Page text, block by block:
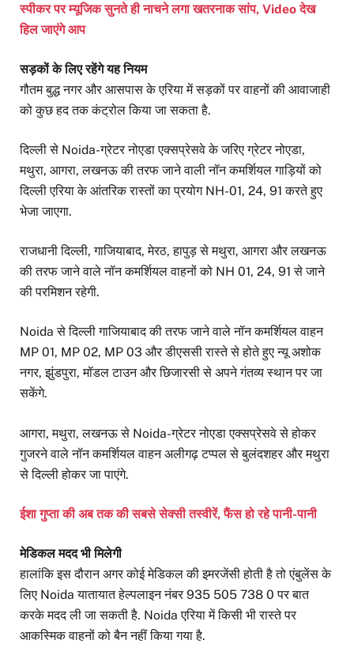
स्पीकर पर म्यूजिक सुनते ही नाचने लगा खतरनाक सांप, Video देख
हिल जाएंगे आप
सड़कों के लिए रहेंगे यह नियम
गौतम बुद्ध नगर और आसपास के एरिया में सड़कों पर वाहनों की आवाजाही
को कुछ हद तक कंट्रोल किया जा सकता है.
दिल्ली से Noida-ग्रेटर नोएडा एक्सप्रेसवे के जरिए ग्रेटर नोएडा,
मथुरा, आगरा, लखनऊ की तरफ जाने वाली नॉन कमर्शियल गाड़ियों को
दिल्ली एरिया के आंतरिक रास्तों का प्रयोग NH-01, 24, 91 करते हुए
भेजा जाएगा.
राजधानी दिल्ली, गाजियाबाद, मेरठ, हापुड़ से मथुरा, आगरा और लखनऊ
की तरफ जाने वाले नॉन कमर्शियल वाहनों को NH 01, 24, 91 से जाने
की परमिशन रहेगी.
Noida से दिल्ली गाजियाबाद की तरफ जाने वाले नॉन कमर्शियल वाहन
MP 01, MP 02, MP 03 और डीएससी रास्ते से होते हुए न्यू अशोक
नगर, झुंडपुरा, मॉडल टाउन और छिजारसी से अपने गंतव्य स्थान पर जा
सकेंगे.
आगरा, मथुरा, लखनऊ से Noida-ग्रेटर नोएडा एक्सप्रेसवे से होकर
गुजरने वाले नॉन कमर्शियल वाहन अलीगढ़ टप्पल से बुलंदशहर और मथुरा
से दिल्ली होकर जा पाएंगे.
ईशा गुप्ता की अब तक की सबसे सेक्सी तस्वीरें, फैंस हो रहे पानी-पानी
मेडिकल मदद भी मिलेगी
हालांकि इस दौरान अगर कोई मेडिकल की इमरजेंसी होती है तो एंबुलेंस के
लिए Noida यातायात हेल्पलाइन नंबर 935 505 738 0 पर बात
करके मदद ली जा सकती है. Noida एरिया में किसी भी रास्ते पर
आकस्मिक वाहनों को बैन नहीं किया गया है.